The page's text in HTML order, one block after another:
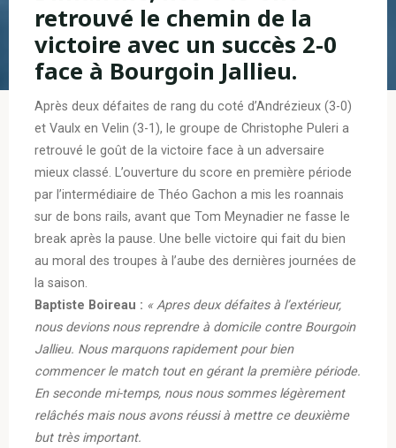
retrouvé le chemin de la
victoire avec un succès 2-0
face à Bourgoin Jallieu.
Après deux défaites de rang du coté d’Andrézieux (3-0)
et Vaulx en Velin (3-1), le groupe de Christophe Puleri a
retrouvé le goût de la victoire face à un adversaire
mieux classé. L’ouverture du score en première période
par l’intermédiaire de Théo Gachon a mis les roannais
sur de bons rails, avant que Tom Meynadier ne fasse le
break après la pause. Une belle victoire qui fait du bien
au moral des troupes à l’aube des dernières journées de
la saison.
Baptiste Boireau : « Apres deux défaites à l’extérieur,
nous devions nous reprendre à domicile contre Bourgoin
Jallieu. Nous marquons rapidement pour bien
commencer le match tout en gérant la première période.
En seconde mi-temps, nous nous sommes légèrement
relâchés mais nous avons réussi à mettre ce deuxième
but très important.